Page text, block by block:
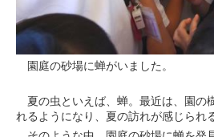
園庭の砂場に蝉がいました。
夏の虫といえば、蝉。最近は、園の
れるようになり、夏の訪れが感じられ